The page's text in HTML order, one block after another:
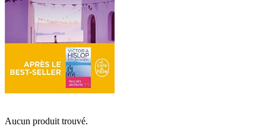
Aucun produit trouvé.